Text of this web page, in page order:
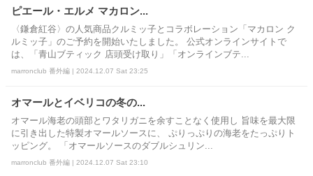
ピエール・エルメ マカロン...
〈鎌倉紅谷〉の人気商品クルミッ子とコラボレーション「マカロン ク
ルミッ子」のご予約を開始いたしました。 公式オンラインサイトで
は、「青山ブティック 店頭受け取り」「オンラインブテ...
marronclub 番外編 | 2024.12.07 Sat 23:25
オマールとイベリコの冬の...
オマール海老の頭部とワタリガニを余すことなく使用し 旨味を最大限
に引き出した特製オマールソースに、 ぷりっぷりの海老をたっぷりト
ッピング。 「オマールソースのダブルシュリン...
marronclub 番外編 | 2024.12.07 Sat 23:10